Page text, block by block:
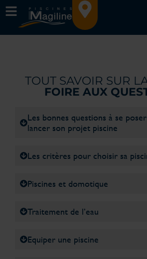
TOUT SAVOIR SUR
FOIRE AUX
Les bonnes questions à se
lancer son projet piscine
Les critères pour choisir sa
Piscines et domotique
Traitement de l’eau
Equiper une piscine